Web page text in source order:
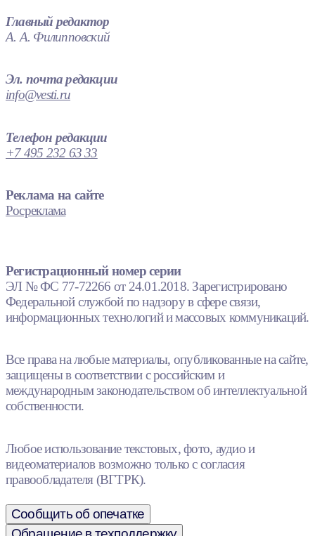
Главный редактор
А. А. Филипповский
Эл. почта редакции
info@vesti.ru
Телефон редакции
+7 495 232 63 33
Реклама на сайте
Росреклама
Регистрационный номер серии
ЭЛ № ФС 77-72266 от 24.01.2018. Зарегистрировано
Федеральной службой по надзору в сфере связи,
информационных технологий и массовых коммуникаций.
Все права на любые материалы, опубликованные на сайте,
защищены в соответствии с российским и
международным законодательством об интеллектуальной
собственности.
Любое использование текстовых, фото, аудио и
видеоматериалов возможно только с согласия
правообладателя (ВГТРК).
Сообщить об опечатке